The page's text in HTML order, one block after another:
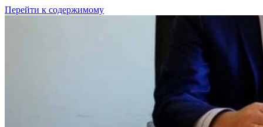
Перейти к содержимому